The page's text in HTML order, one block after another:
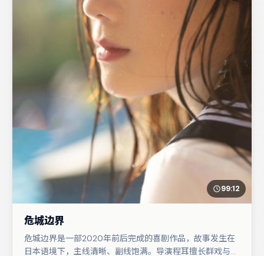
99:12
危城边界
危城边界是一部2020年前后完成的喜剧作品，故事发生在
日本语境下，主线清晰、副线饱满。导演程耳擅长群戏与空